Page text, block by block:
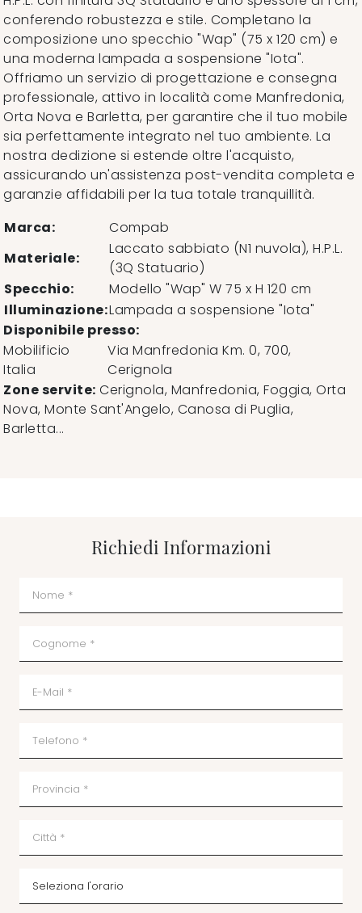
conferendo robustezza e stile. Completano la
composizione uno specchio "Wap" (75 x 120 cm) e
una moderna lampada a sospensione "Iota".
Offriamo un servizio di progettazione e consegna
professionale, attivo in località come Manfredonia,
Orta Nova e Barletta, per garantire che il tuo mobile
sia perfettamente integrato nel tuo ambiente. La
nostra dedizione si estende oltre l'acquisto,
assicurando un'assistenza post-vendita completa e
garanzie affidabili per la tua totale tranquillità.
Marca:
Compab
Materiale:
Laccato sabbiato (N1 nuvola), H.P.L.
(3Q Statuario)
Specchio:
Modello "Wap" W 75 x H 120 cm
Illuminazione:Lampada a sospensione "Iota"
Disponibile presso:
Mobilificio
Italia
Via Manfredonia Km. 0, 700,
Cerignola
Zone servite: Cerignola, Manfredonia, Foggia, Orta
Nova, Monte Sant'Angelo, Canosa di Puglia,
Barletta...
Richiedi Informazioni